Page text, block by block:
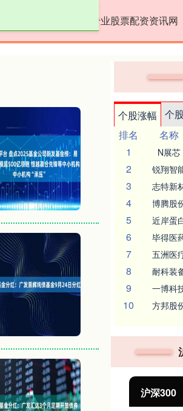
专业股票配资资讯网
个股涨幅 个
排名
名称
1
N展芯
2 锐翔智
3 志特新
4 博腾股
5 近岸蛋
6 毕得医
7 五洲医
8 耐科装
9 一博科
10 方邦股
43.13 0.93% 北证50